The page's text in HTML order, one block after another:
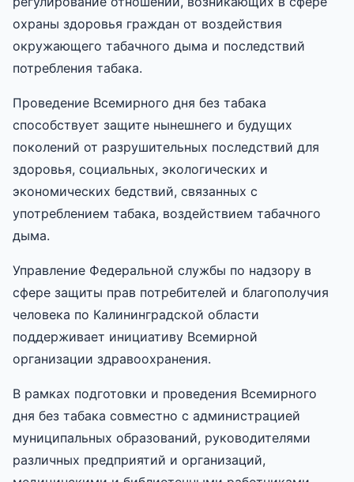
охраны здоровья граждан от воздействия
окружающего табачного дыма и последствий
потребления табака.
Проведение Всемирного дня без табака
способствует защите нынешнего и будущих
поколений от разрушительных последствий для
здоровья, социальных, экологических и
экономических бедствий, связанных с
употреблением табака, воздействием табачного
дыма.
Управление Федеральной службы по надзору в
сфере защиты прав потребителей и благополучия
человека по Калининградской области
поддерживает инициативу Всемирной
организации здравоохранения.
В рамках подготовки и проведения Всемирного
дня без табака совместно с администрацией
муниципальных образований, руководителями
различных предприятий и организаций,